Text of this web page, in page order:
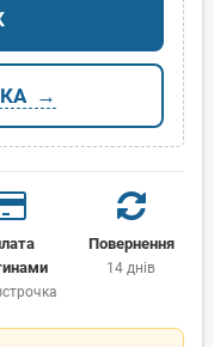
Повернення
14 днів